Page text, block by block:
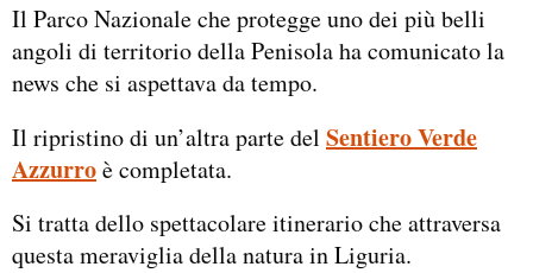
Il Parco Nazionale che protegge uno dei più belli
angoli di territorio della Penisola ha comunicato la
news che si aspettava da tempo.
Il ripristino di un’altra parte del Sentiero Verde
Azzurroè completata.
Si tratta dello spettacolare itinerario che attraversa
questa meraviglia della natura in Liguria.